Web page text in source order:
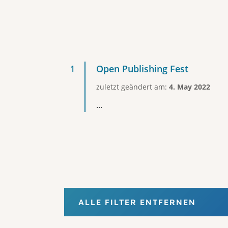
Open Publishing Fest
zuletzt geändert am: 4. May 2022
...
ALLE FILTER ENTFERNEN